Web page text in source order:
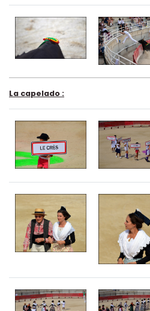
La capelado :